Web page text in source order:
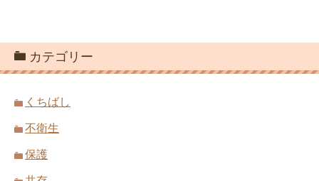
カテゴリー
くちばし
不衛生
保護